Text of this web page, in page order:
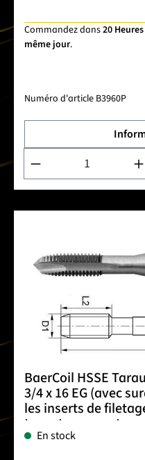
Commandez dans20
même jour.
Numéro d'article B3960P
Quantité de produit :
BaerCoil HSSE
3/4 x 16 EG (avec
les inserts de
trous traversants
En stock